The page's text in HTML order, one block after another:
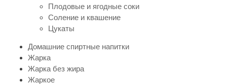
Плодовые и ягодные соки
Соление и квашение
Цукаты
Домашние спиртные напитки
Жарка
Жарка без жира
Жаркое